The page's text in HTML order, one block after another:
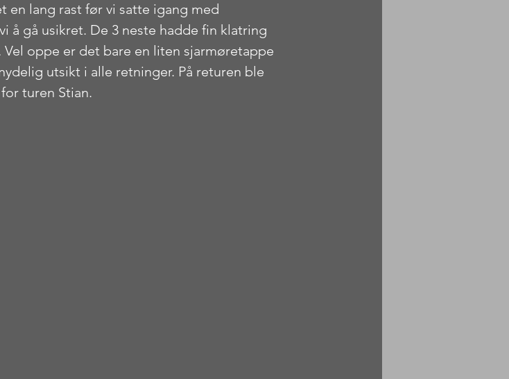
en lang rast før vi satte igang med
å gå usikret. De 3 neste hadde fin klatring
oppe er det bare en liten sjarmøretappe
utsikt i alle retninger. På returen ble
turen Stian.